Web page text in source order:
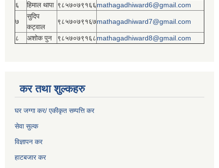
६
हिमाल थापा ९८५७०७९१६६mathagadhiward6@gmail.com
७
सुदिप
कट्वाल
९८५७०७९१६७mathagadhiward7@gmail.com
८ अशोक पुन ९८५७०७९१६८mathagadhiward8@gmail.com
कर तथा शुल्कहरु
घर जग्गा कर/ एकीकृत सम्पत्ति कर
सेवा सुल्क
विज्ञापन कर
हाटबजार कर